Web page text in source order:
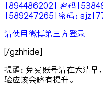
18944862021 密码
15892472651密码：
请使用微博第三方登录
[/gzhhide]
提醒：免费账号请在大清
验应该会略有提升。